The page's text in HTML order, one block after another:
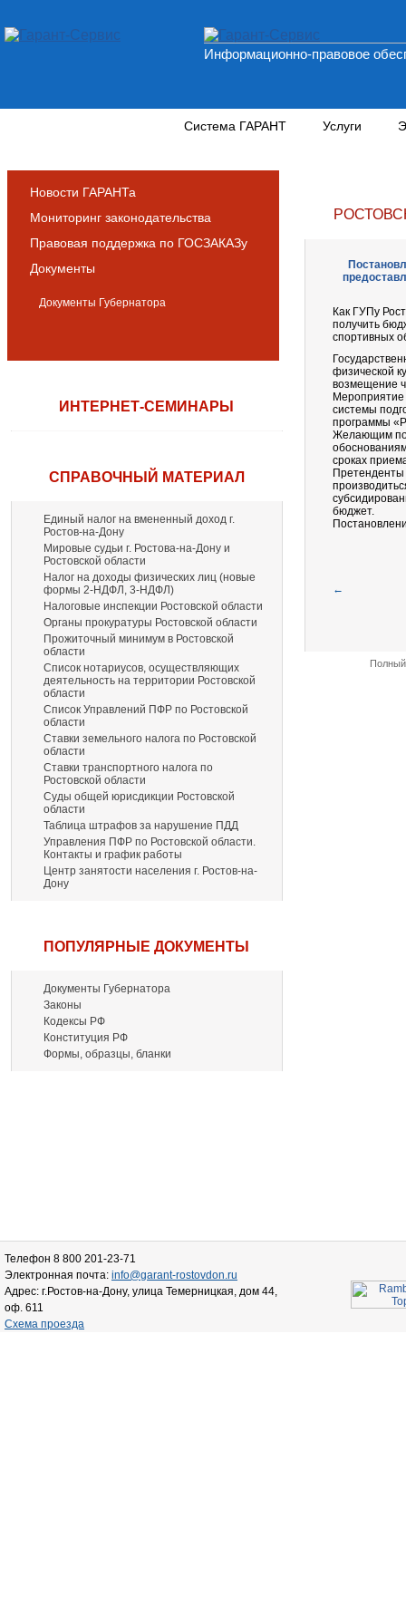
Информационно-правовое
Система ГАРАНТ Услуги
Новости ГАРАНТа
Мониторинг законодательства
Правовая поддержка по ГОСЗАКАЗу
Документы
Документы Губернатора
ИНТЕРНЕТ-СЕМИНАРЫ
СПРАВОЧНЫЙ МАТЕРИАЛ
Единый налог на вмененный доход г.
Ростов-на-Дону
Мировые судьи г. Ростова-на-Дону и
Ростовской области
Налог на доходы физических лиц (новые
формы 2-НДФЛ, 3-НДФЛ)
Налоговые инспекции Ростовской области
Органы прокуратуры Ростовской области
Прожиточный минимум в Ростовской
области
Список нотариусов, осуществляющих
деятельность на территории Ростовской
области
Список Управлений ПФР по Ростовской
области
Ставки земельного налога по Ростовской
области
Ставки транспортного налога по
Ростовской области
Суды общей юрисдикции Ростовской
области
Таблица штрафов за нарушение ПДД
Управления ПФР по Ростовской области.
Контакты и график работы
Центр занятости населения г. Ростов-на-
Дону
ПОПУЛЯРНЫЕ ДОКУМЕНТЫ
Документы Губернатора
Законы
Кодексы РФ
Конституция РФ
Формы, образцы, бланки
Как ГУПу
получить
спортивных
физической
возмещение
Мероприятие
системы
программы
Желающим
сроках
Претенденты
бюджет.
←
Телефон 8 800 201-23-71
Электронная почта: info@garant-rostovdon.ru
Адрес: г.Ростов-на-Дону, улица Темерницкая, дом 44,
оф. 611
Схема проезда